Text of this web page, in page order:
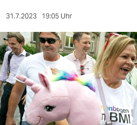
berlin
nord
wahrheit
verlag
verlag
veranstaltungen
31.7.2023 19:05 Uhr